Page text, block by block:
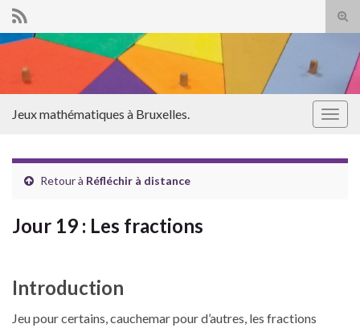
Search for:
Jeux mathématiques à Bruxelles.
Retour à Réfléchir à distance
Jour 19 : Les fractions
Introduction
Jeu pour certains, cauchemar pour d’autres, les fractions